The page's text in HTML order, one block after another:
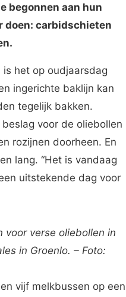
begonnen aan hun
doen: carbidschieten
het op oudjaarsdag
ingerichte baklijn kan
tegelijk bakken.
voor de oliebollen
rozijnen doorheen. En
lang. “Het is vandaag
uitstekende dag voor
voor verse oliebollen in
in Groenlo. – Foto:
vijf melkbussen op een